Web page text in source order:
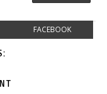
FACEBOOK